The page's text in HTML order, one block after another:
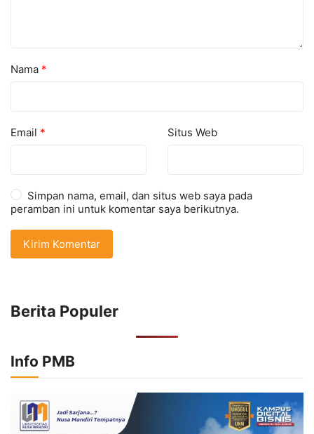
Nama *
Email * Situs Web
Simpan nama, email, dan situs web saya pada
peramban ini untuk komentar saya berikutnya.
Berita Populer
Info PMB